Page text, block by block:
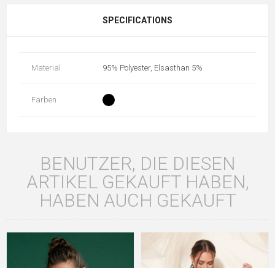
SPECIFICATIONS
Material 95% Polyester, Elsasthan 5%
Farben
BENUTZER, DIE DIESEN
ARTIKEL GEKAUFT HABEN,
HABEN AUCH GEKAUFT